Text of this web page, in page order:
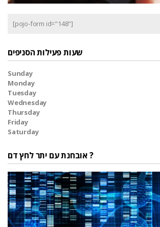
[pojo-form id="148"]
שעות פעילות הסניפים
Sunday
Monday
Tuesday
Wednesday
Thursday
Friday
Saturday
אובחנת עם יתר לחץ דם ?